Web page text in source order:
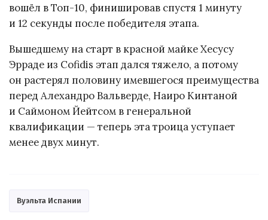
вошёл в Топ-10, финишировав спустя 1 минуту
и 12 секунды после победителя этапа.
Вышедшему на старт в красной майке Хесусу
Эрраде из Cofidis этап дался тяжело, а потому
он растерял половину имевшегося преимущества
перед Алехандро Вальверде, Наиро Кинтаной
и Саймоном Йейтсом в генеральной
квалификации — теперь эта троица уступает
менее двух минут.
Вуэльта Испании